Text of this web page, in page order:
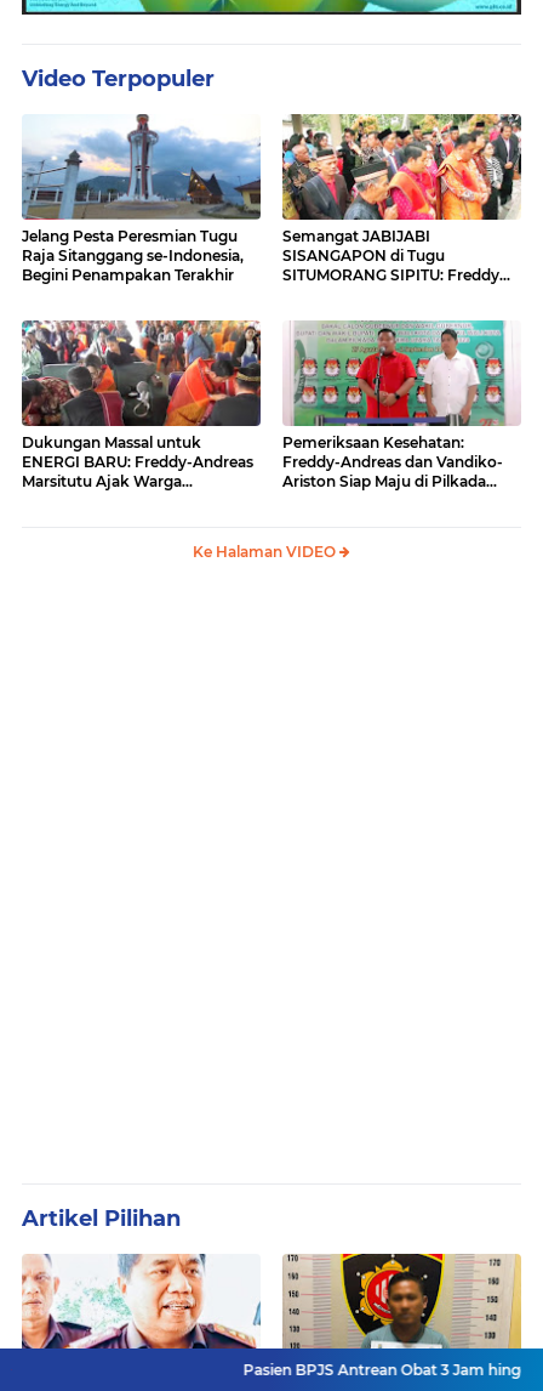
Video Terpopuler
Jelang Pesta Peresmian Tugu
Raja Sitanggang se-Indonesia,
Begini Penampakan Terakhir
Semangat JABIJABI
SISANGAPON di Tugu
SITUMORANG SIPITU: Freddy
Dukungan Massal untuk
ENERGI BARU: Freddy-Andreas
Marsitutu Ajak Warga
Pemeriksaan Kesehatan:
Freddy-Andreas dan Vandiko-
Ariston Siap Maju di Pilkada
Ke Halaman VIDEO
Artikel Pilihan
Terbongkar! Modus Baru
Pasien BPJS Antrean Obat 3 Jam hingga Pasien 2